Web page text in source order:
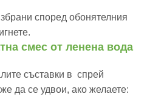
според обонятелния
смес от ленена вода
съставки в спрей
да се удвои, ако желаете: